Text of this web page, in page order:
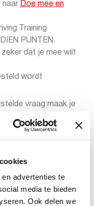
advertenties te
media te bieden
Ook delen we
naar Doe mee en
Training
PUNTEN.
dat je mee wilt
wordt
vraag maak je